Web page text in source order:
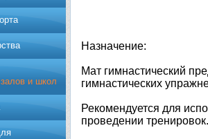
Назначение:
Мат гимнастический
гимнастических
Рекомендуется для
проведении тренировок.
и школ